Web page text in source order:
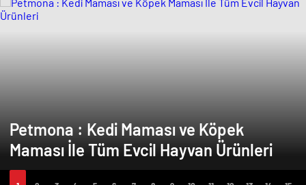
Petmona : Kedi Maması ve Köpek
Maması İle Tüm Evcil Hayvan Ürünleri